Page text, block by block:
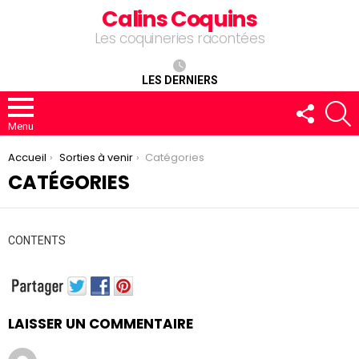
Calins Coquins
Les coquineries racontées
LES DERNIERS
Menu
FOLLOW
US
You are here:
Accueil Sorties à venir Catégories
CATÉGORIES
CONTENTS
LAISSER UN COMMENTAIRE